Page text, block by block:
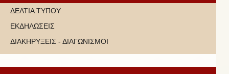
ΔΕΛΤΙΑ ΤΥΠΟΥ
ΕΚΔΗΛΩΣΕΙΣ
ΔΙΑΚΗΡΥΞΕΙΣ - ΔΙΑΓΩΝΙΣΜΟΙ